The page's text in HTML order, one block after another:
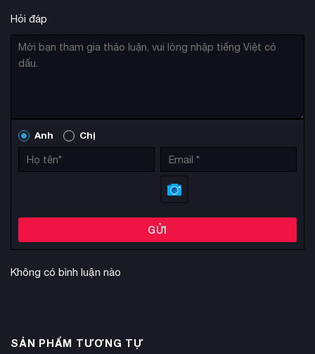
Hỏi đáp
Anh Chị
GỬI
Không có bình luận nào
SẢN PHẨM TƯƠNG TỰ